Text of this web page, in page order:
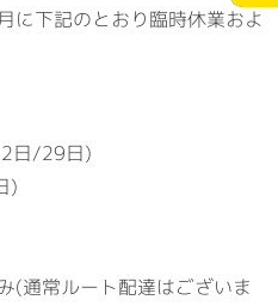
に下記のとおり臨時休業およ
日/29日)
)
(通常ルート配達はございま